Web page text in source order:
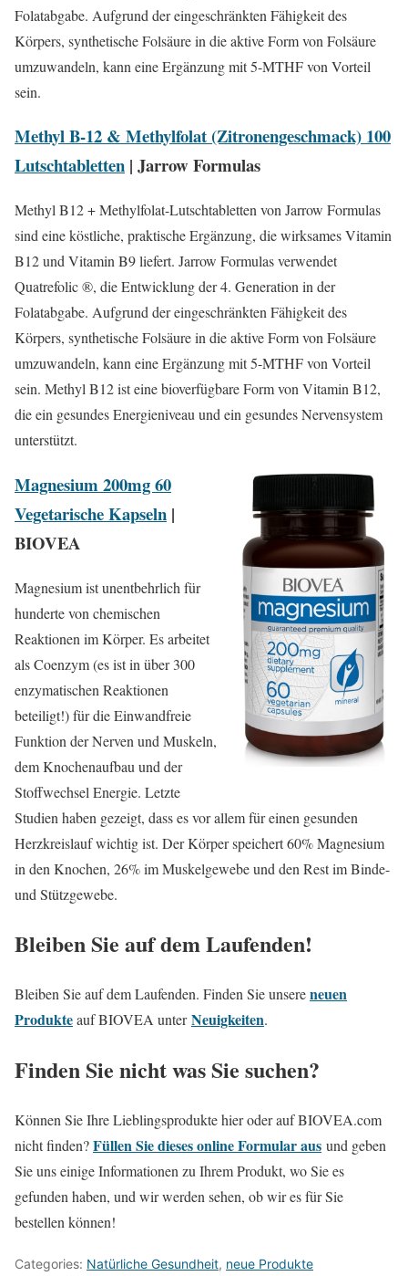
Folatabgabe. Aufgrund der eingeschränkten Fähigkeit des
Körpers, synthetische Folsäure in die aktive Form von Folsäure
umzuwandeln, kann eine Ergänzung mit 5-MTHF von Vorteil
sein.
Methyl B-12 & Methylfolat (Zitronengeschmack) 100
Lutschtabletten | Jarrow Formulas
Methyl B12 + Methylfolat-Lutschtabletten von Jarrow Formulas
sind eine köstliche, praktische Ergänzung, die wirksames Vitamin
B12 und Vitamin B9 liefert. Jarrow Formulas verwendet
Quatrefolic ®, die Entwicklung der 4. Generation in der
Folatabgabe. Aufgrund der eingeschränkten Fähigkeit des
Körpers, synthetische Folsäure in die aktive Form von Folsäure
umzuwandeln, kann eine Ergänzung mit 5-MTHF von Vorteil
sein. Methyl B12 ist eine bioverfügbare Form von Vitamin B12,
die ein gesundes Energieniveau und ein gesundes Nervensystem
unterstützt.
Magnesium 200mg 60
Vegetarische Kapseln |
BIOVEA
Magnesium ist unentbehrlich für
hunderte von chemischen
Reaktionen im Körper. Es arbeitet
als Coenzym (es ist in über 300
enzymatischen Reaktionen
beteiligt!) für die Einwandfreie
Funktion der Nerven und Muskeln,
dem Knochenaufbau und der
Stoffwechsel Energie. Letzte
Studien haben gezeigt, dass es vor allem für einen gesunden
Herzkreislauf wichtig ist. Der Körper speichert 60% Magnesium
in den Knochen, 26% im Muskelgewebe und den Rest im Binde-
und Stützgewebe.
Bleiben Sie auf dem Laufenden!
Bleiben Sie auf dem Laufenden. Finden Sie unsereneuen
Produkteauf BIOVEA unterNeuigkeiten.
Finden Sie nicht was Sie suchen?
Können Sie Ihre Lieblingsprodukte hier oder auf BIOVEA.com
nicht finden?Füllen Sie dieses online Formular aus und geben
Sie uns einige Informationen zu Ihrem Produkt, wo Sie es
gefunden haben, und wir werden sehen, ob wir es für Sie
bestellen können!
Categories: Natürliche Gesundheit, neue Produkte